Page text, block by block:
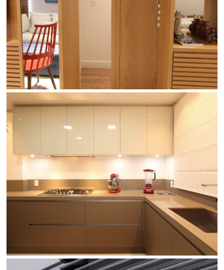
ELETRIC TOUCH
VER GALERIA